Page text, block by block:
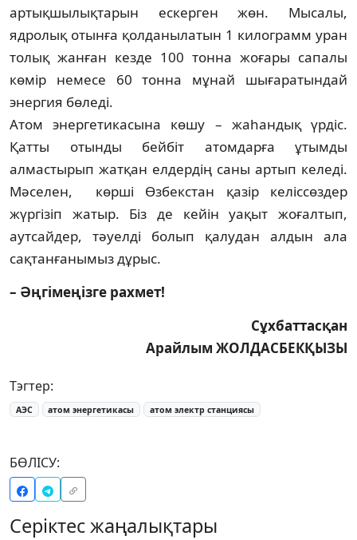
артықшылықтарын ескерген жөн. Мысалы,
ядролық отынға қолданылатын 1 килограмм уран
толық жанған кезде 100 тонна жоғары сапалы
көмір немесе 60 тонна мұнай шығаратындай
энергия бөледі.
Атом энергетикасына көшу – жаһандық үрдіс.
Қатты отынды бейбіт атомдарға ұтымды
алмастырып жатқан елдердің саны артып келеді.
Мәселен, көрші Өзбекстан қазір келіссөздер
жүргізіп жатыр. Біз де кейін уақыт жоғалтып,
аутсайдер, тәуелді болып қалудан алдын ала
сақтанғанымыз дұрыс.
– Әңгімеңізге рахмет!
Сұхбаттасқан
Арайлым ЖОЛДАСБЕКҚЫЗЫ
Тэгтер:
АЭС атом энергетикасы атом электр станциясы
БӨЛІСУ:
Серіктес жаңалықтары